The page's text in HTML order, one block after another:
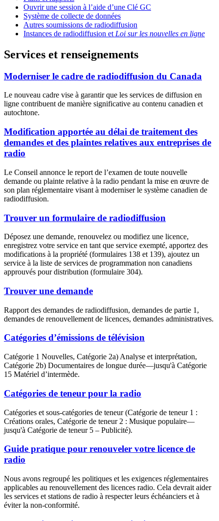
Ouvrir une session à l’aide d’une Clé GC
Système de collecte de données
Autres soumissions de radiodiffusion
Instances de radiodiffusion et Loi sur les nouvelles en ligne
Services et renseignements
Moderniser le cadre de radiodiffusion du Canada
Le nouveau cadre vise à garantir que les services de diffusion en
ligne contribuent de manière significative au contenu canadien et
autochtone.
Modification apportée au délai de traitement des
demandes et des plaintes relatives aux entreprises de
radio
Le Conseil annonce le report de l’examen de toute nouvelle
demande ou plainte relative à la radio pendant la mise en œuvre de
son plan réglementaire visant à moderniser le système canadien de
radiodiffusion.
Trouver un formulaire de radiodiffusion
Déposez une demande, renouvelez ou modifiez une licence,
enregistrez votre service en tant que service exempté, apportez des
modifications à la propriété (formulaires 138 et 139), ajoutez un
service à la liste de services de programmation non canadiens
approuvés pour distribution (formulaire 304).
Trouver une demande
Rapport des demandes de radiodiffusion, demandes de partie 1,
demandes de renouvellement de licences, demandes administratives.
Catégories d’émissions de télévision
Catégorie 1 Nouvelles, Catégorie 2a) Analyse et interprétation,
Catégorie 2b) Documentaires de longue durée—jusqu'à Catégorie
15 Matériel d’intermède.
Catégories de teneur pour la radio
Catégories et sous-catégories de teneur (Catégorie de teneur 1 :
Créations orales, Catégorie de teneur 2 : Musique populaire—
jusqu'à Catégorie de teneur 5 – Publicité).
Guide pratique pour renouveler votre licence de
radio
Nous avons regroupé les politiques et les exigences réglementaires
applicables au renouvellement des licences radio. Cela devrait aider
les services et stations de radio à respecter leurs échéanciers et à
éviter la non-conformité.